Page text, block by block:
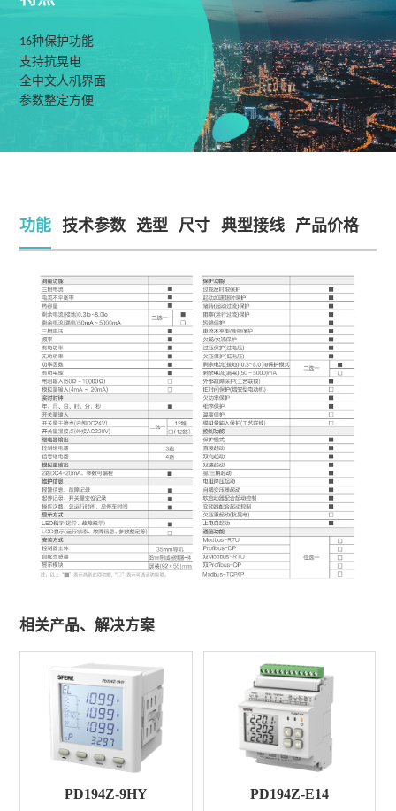
16种保护功能
支持抗晃电
全中文人机界面
参数整定方便
功能 技术参数 选型 尺寸 典型接线 产品价格
相关产品、解决方案
PD194Z-9HY PD194Z-E14